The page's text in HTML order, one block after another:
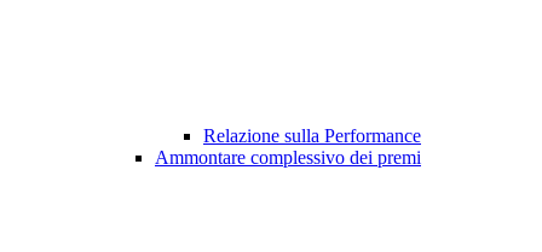
Relazione sulla Performance
Ammontare complessivo dei premi